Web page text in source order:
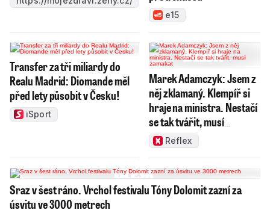
e15
Transfer za tři miliardy do
Realu Madrid: Diomande měl
před lety působit v Česku!
iSport
Marek Adamczyk: Jsem z
něj zklamaný. Klempíř si
hraje na ministra. Nestačí
se tak tvářit, musí
zamakat
Reflex
Sraz v šest ráno. Vrchol festivalu Tóny Dolomit zazní za
úsvitu ve 3000 metrech